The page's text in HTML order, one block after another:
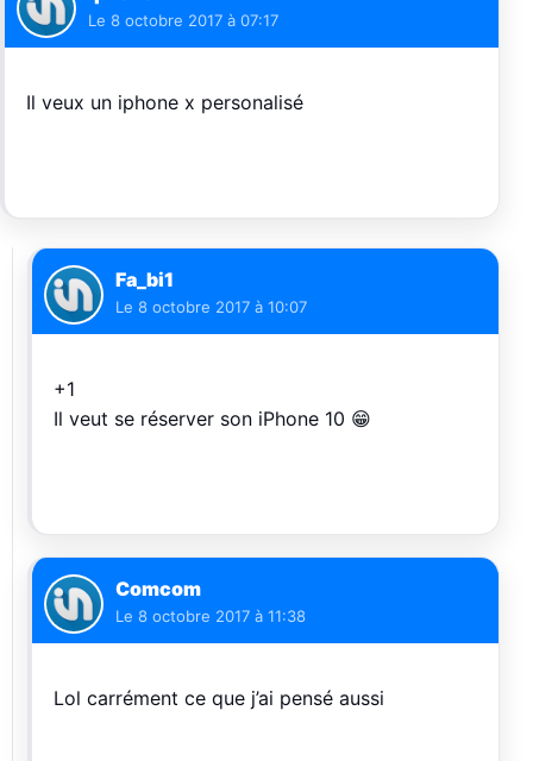
Le 8 octobre 2017 à 07:17
Il veux un iphone x personalisé
Fa_bi1
Le 8 octobre 2017 à 10:07
+1
Il veut se réserver son iPhone 10 😁
Comcom
Le 8 octobre 2017 à 11:38
Lol carrément ce que j’ai pensé aussi